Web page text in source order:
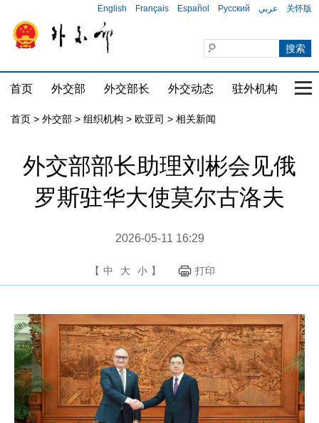
English Français Español Русский عربي 关怀版
首页 外交部 外交部长 外交动态 驻外机构 国
首页 > 外交部 > 组织机构 > 欧亚司 > 相关新闻
外交部部长助理刘彬会见俄
罗斯驻华大使莫尔古洛夫
2026-05-11 16:29
【 中 大 小 】 打印